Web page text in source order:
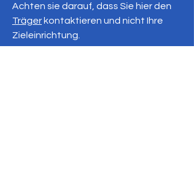
Achten sie darauf, dass Sie hier den
Träger kontaktieren und nicht Ihre
Zieleinrichtung.